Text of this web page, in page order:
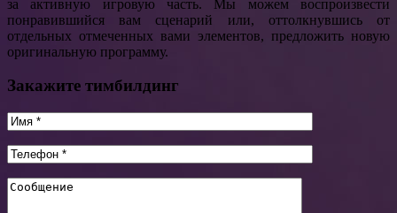
за активную игровую часть. Мы можем воспроизвести
понравившийся вам сценарий или, оттолкнувшись от
отдельных отмеченных вами элементов, предложить новую
оригинальную программу.
Закажите тимбилдинг